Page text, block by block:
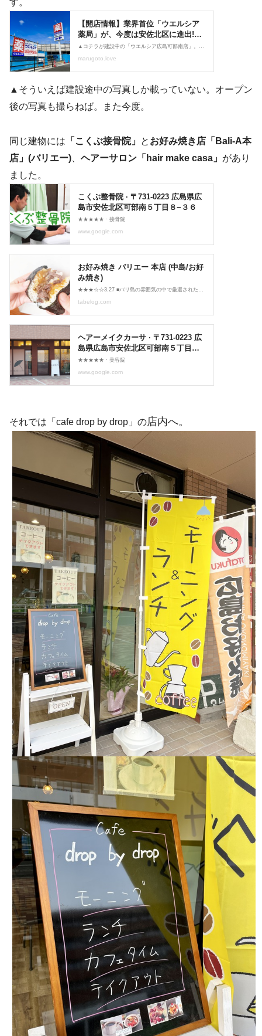
す。
▲そういえば建設途中の写真しか載っていない。オープン
後の写真も撮らねば。また今度。
同じ建物には 「こくぶ接骨院」 と お好み焼き店「Bali-A本
店」(バリエー)
ヘアーサロン「hair make casa」 があり
ました。
それでは「cafe drop by drop」の店内へ。